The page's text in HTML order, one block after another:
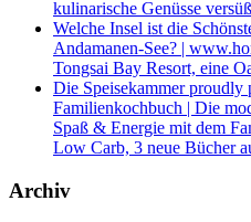
kulinarische Genüsse
Welche Insel ist die
Andamanen-See? |
Tongsai Bay Resort, eine
Die Speisekammer proudly
Familienkochbuch | Die
Spaß & Energie mit dem
Low Carb, 3 neue Bücher
Archiv